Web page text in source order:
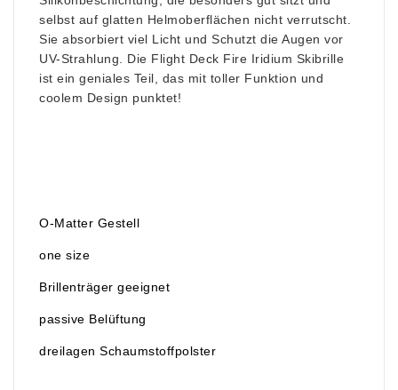
selbst auf glatten Helmoberflächen nicht verrutscht.
Sie absorbiert viel Licht und Schutzt die Augen vor
UV-Strahlung. Die Flight Deck Fire Iridium Skibrille
ist ein geniales Teil, das mit toller Funktion und
coolem Design punktet!
O-Matter Gestell
one size
Brillenträger geeignet
passive Belüftung
dreilagen Schaumstoffpolster